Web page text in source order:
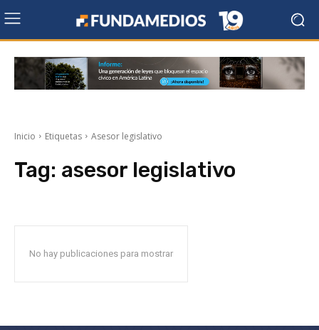
Inicio Etiquetas Asesor legislativo
Tag: asesor legislativo
No hay publicaciones para mostrar